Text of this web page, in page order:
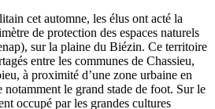
cet automne, les élus ont acté la
de protection des espaces naturels
sur la plaine du Biézin. Ce territoire
entre les communes de Chassieu,
à proximité d’une zone urbaine en
notamment le grand stade de foot. Sur le
occupé par les grandes cultures